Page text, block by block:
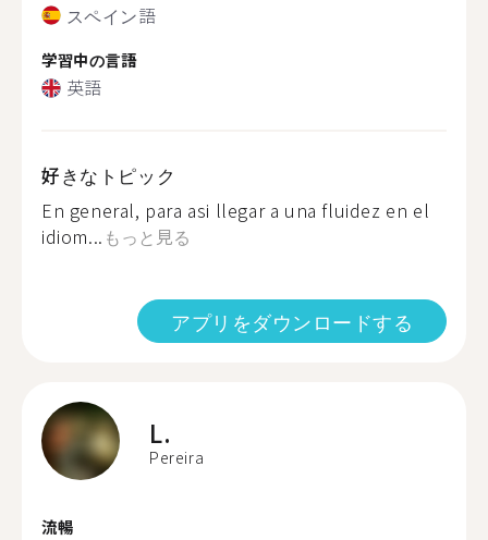
スペイン語
学習中の言語
英語
好きなトピック
En general, para asi llegar a una fluidez en el
idiom... もっと見る
アプリをダウンロードする
L.
Pereira
流暢